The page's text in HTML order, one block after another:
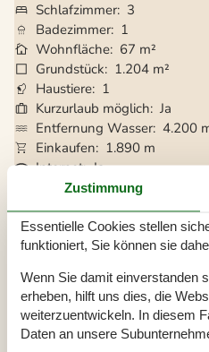
Schlafzimmer 3
Badezimmer 1
Wohnfläche 67 m²
Grundstück
1.204 m²
Haustiere 1
Kurzurlaub möglich Ja
Entfernung Wasser 4.200
Einkaufen
1.890 m
Internet Ja
Kaminofen Ja
Eingezäunter Bereich Ja
Geschirrspüler Ja
Nichtraucher
Ja
Gesamte
Zustimmung
Essentielle Cookies stellen
funktioniert, Sie können sie
Wenn Sie damit einverstanden
erheben, hilft uns dies, die
weiterzuentwickeln. In diesem
Daten an unsere